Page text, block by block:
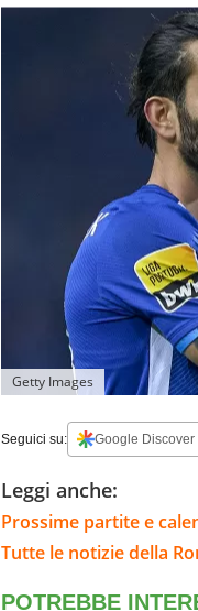
Getty Images
Seguici su: Google Discover
Leggi anche:
Prossime partite e
Tutte le notizie della